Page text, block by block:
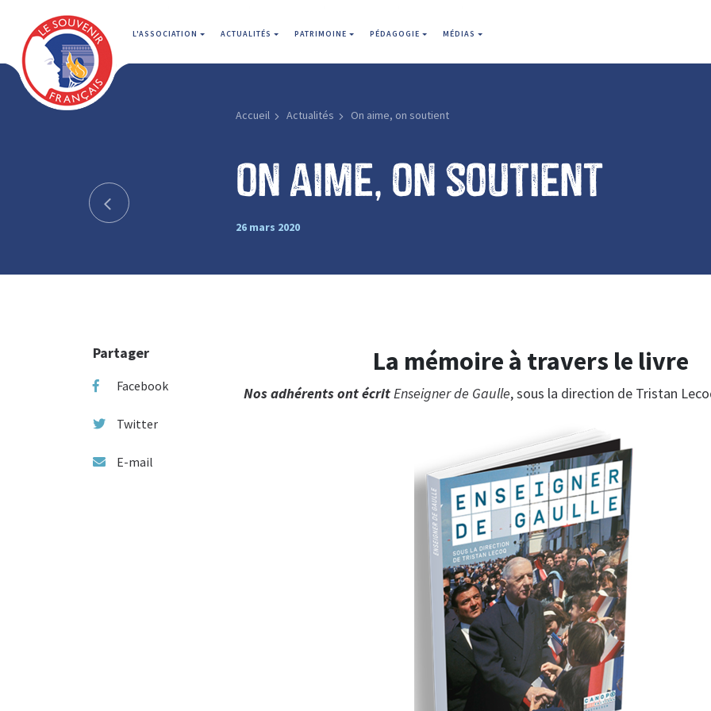
L'ASSOCIATION ACTUALITÉS PATRIMOINE PÉDAGOGIE MÉDIAS
Accueil Actualités On aime, on soutient
On aime, on soutient
26 mars 2020
Partager
Facebook
Twitter
E-mail
La mémoire à travers le livre
Nos adhérents ont écrit Enseigner de Gaulle, sous la direction de Tristan